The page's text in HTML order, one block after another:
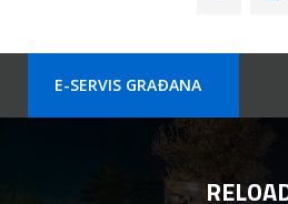
E-SERVIS GRAÐANA